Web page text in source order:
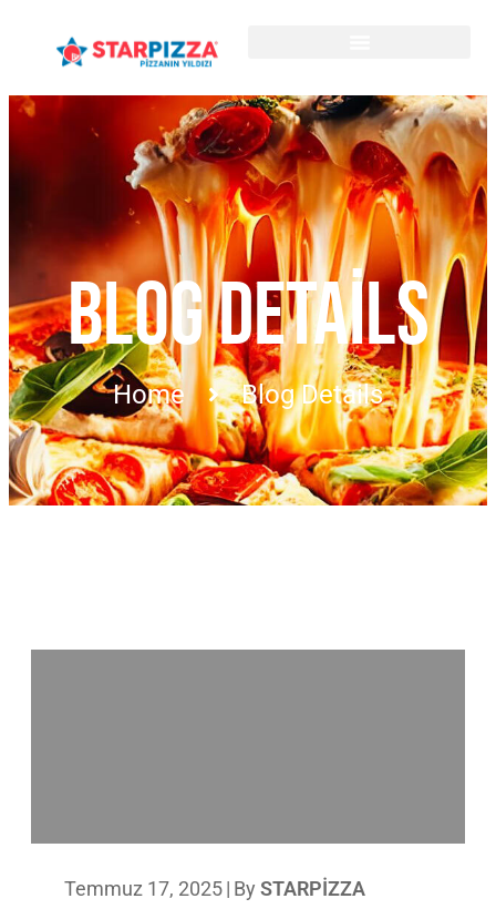
BLOG DETAILS
Home Blog Details
Temmuz 17, 2025| By STARPIZZA